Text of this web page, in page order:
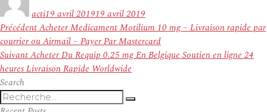
actile
19 avril 201919 avril 2019
Navigation
de
l’article
PrécédentArticle
précédent :
Acheter Medicament Motilium 10 mg – Livraison rapide par
courrier ou Airmail – Payer Par Mastercard
SuivantArticle
suivant :
Acheter Du Requip 0.25 mg En Belgique Soutien en ligne 24
heures Livraison Rapide Worldwide
Search
Recherche
Recherche